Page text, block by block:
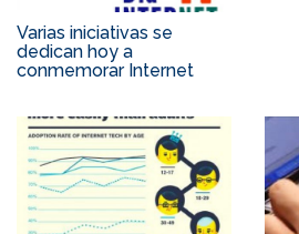
Varias iniciativas se
dedican hoy a
conmemorar Internet